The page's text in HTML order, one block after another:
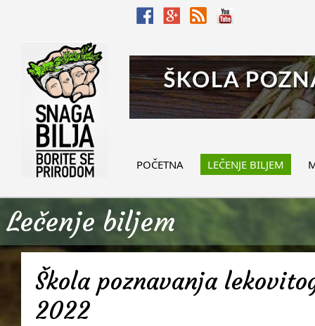
POČETNA LEČENJE BILJEM
Lečenje biljem
Škola poznavanja
2022